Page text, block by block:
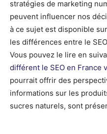
stratégies de marketing
peuvent influencer nos
à ce sujet est disponible
les différences entre le
Vous pouvez le lire en
différent le SEO en France
pourrait offrir des
informations sur les
sucres naturels, sont